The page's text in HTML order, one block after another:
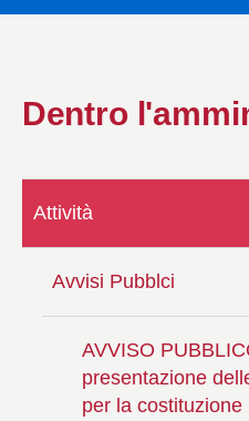
Dentro
Attività
Avvisi Pubblci
AVVISO
presentazione
per la costituzione